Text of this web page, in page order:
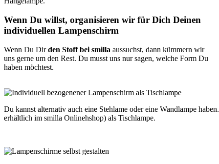
Wenn Du willst, organisieren wir für Dich Deinen
individuellen Lampenschirm
Wenn Du Dirden Stoff bei smilla aussuchst, dann kümmern wir
uns gerne um den Rest. Du musst uns nur sagen, welche Form Du
haben möchtest.
Du kannst alternativ auch eine Stehlame oder eine Wandlampe
erhältlich im smilla Onlinehshop) als Tischlampe.